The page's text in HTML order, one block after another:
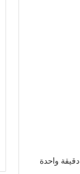
دقيقة واحدة